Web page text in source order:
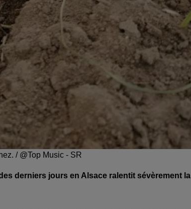
/ @Top Music - SR
derniers jours en Alsace ralentit sévèrement la